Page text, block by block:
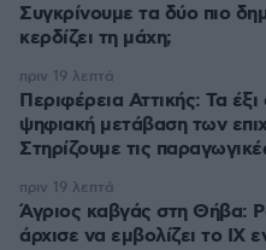
Συγκρίνουμε τα δύο πιο
κερδίζει τη μάχη;
Περιφέρεια Αττικής: Τα
ψηφιακή μετάβαση των
Στηρίζουμε τις
πριν 19 λεπτά
Άγριος καβγάς στη Θήβα:
άρχισε να εμβολίζει το ΙΧ
πριν 19 λεπτά